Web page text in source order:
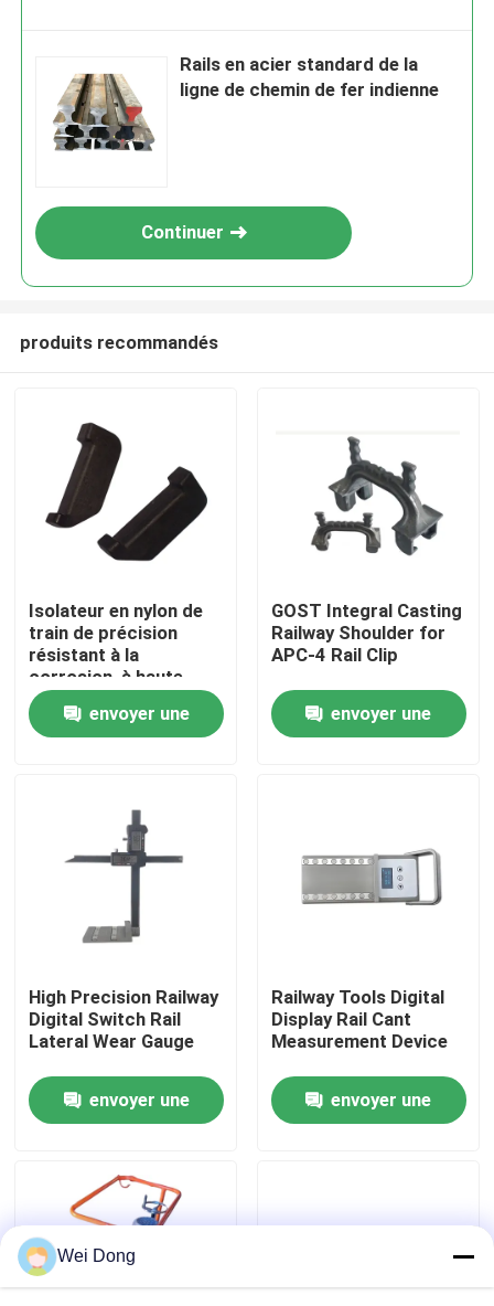
À la maison
Produits
À propos de nous
visite de l'usine
Contrôle de la qualité
Nous contacter
Nouvelles
Le blog
Demandez un devis
Rails en acier standard de la
ligne de chemin de fer indienne
Continuer
produits recommandés
Isolateur en nylon de
train de précision
résistant à la
corrosion, à haute
résistance mécanique,
pour voies ferrées
envoyer une
GOST Integral Casting
Railway Shoulder for
APC-4 Rail Clip
envoyer une
High Precision Railway
Digital Switch Rail
Lateral Wear Gauge
envoyer une
Railway Tools Digital
Display Rail Cant
Measurement Device
envoyer une
Wei Dong